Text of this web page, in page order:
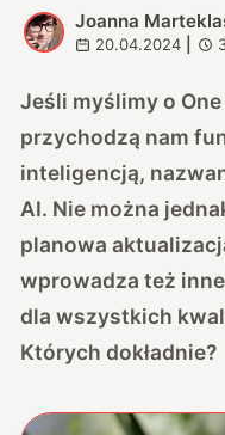
J
Joanna
20.04.2024
Jeśli myślimy o One
przychodzą nam
inteligencją,
AI. Nie można
planowa
wprowadza też
dla wszystkich
Których dokładnie?